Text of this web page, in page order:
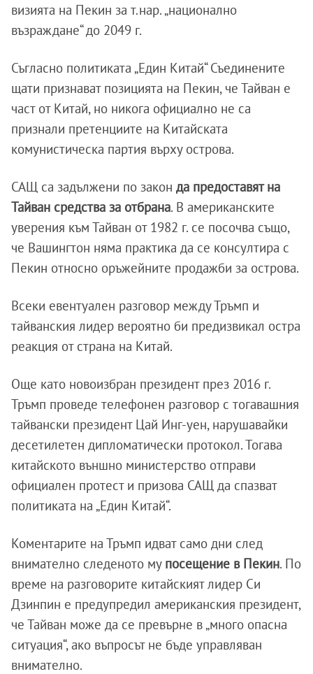
визията на Пекин за т.нар. „национално
възраждане“ до 2049 г.
Съгласно политиката „Един Китай“ Съединените
щати признават позицията на Пекин, че Тайван е
част от Китай, но никога официално не са
признали претенциите на Китайската
комунистическа партия върху острова.
САЩ са задължени по закон да предоставят на
Тайван средства за отбрана. В американските
уверения към Тайван от 1982 г. се посочва също,
че Вашингтон няма практика да се консултира с
Пекин относно оръжейните продажби за острова.
Всеки евентуален разговор между Тръмп и
тайванския лидер вероятно би предизвикал остра
реакция от страна на Китай.
Още като новоизбран президент през 2016 г.
Тръмп проведе телефонен разговор с тогавашния
тайвански президент Цай Инг-уен, нарушавайки
десетилетен дипломатически протокол. Тогава
китайското външно министерство отправи
официален протест и призова САЩ да спазват
политиката на „Един Китай“.
Коментарите на Тръмп идват само дни след
внимателно следеното му посещение в Пекин. По
време на разговорите китайският лидер Си
Дзинпин е предупредил американския президент,
че Тайван може да се превърне в „много опасна
ситуация“, ако въпросът не бъде управляван
внимателно.